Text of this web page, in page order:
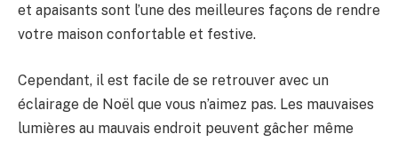
et apaisants sont l’une des meilleures façons de rendre
votre maison confortable et festive.
Cependant, il est facile de se retrouver avec un
éclairage de Noël que vous n’aimez pas. Les mauvaises
lumières au mauvais endroit peuvent gâcher même